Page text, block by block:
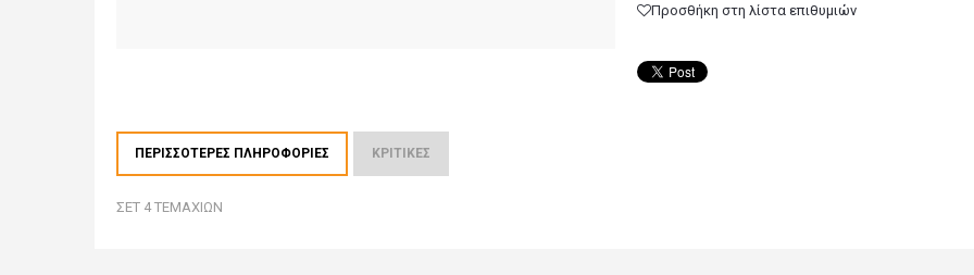
Προσθήκη στη λίστα επιθυμιών
ΠΕΡΙΣΣΌΤΕΡΕΣ ΠΛΗΡΟΦΟΡΊΕΣ ΚΡΙΤΙΚΈΣ
ΣΕΤ 4 ΤΕΜΑΧΙΩΝ